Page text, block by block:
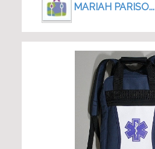
MARIAH PARISO...